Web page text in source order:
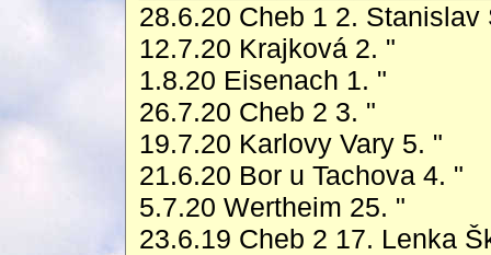
28.6.20 Cheb 1 2. Stanislav
12.7.20 Krajková 2. "
1.8.20 Eisenach 1. "
26.7.20 Cheb 2 3. "
19.7.20 Karlovy Vary 5. "
21.6.20 Bor u Tachova 4. "
5.7.20 Wertheim 25. "
23.6.19 Cheb 2 17. Lenka